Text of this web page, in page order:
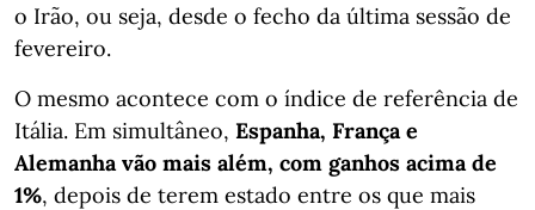
o Irão, ou seja, desde o fecho da última sessão de
fevereiro.
O mesmo acontece com o índice de referência de
Itália. Em simultâneo, Espanha, França e
Alemanha vão mais além, com ganhos acima de
1%, depois de terem estado entre os que mais